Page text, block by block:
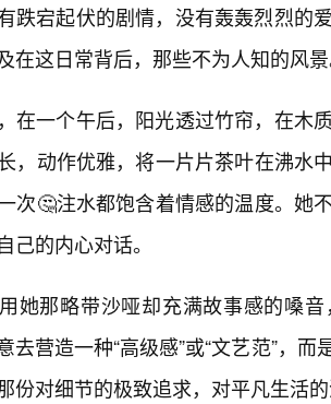
跌宕起伏的剧情，没有轰轰烈烈的
在这日常背后，那些不为人知的风景
在一个午后，阳光透过竹帘，在木
，动作优雅，将一片片茶叶在沸水
次🤔注水都饱含着情感的温度。她
己的内心对话。
她那略带沙哑却充满故事感的嗓
去营造一种“高级感”或“文艺范”，
份对细节的极致追求，对平凡生活的